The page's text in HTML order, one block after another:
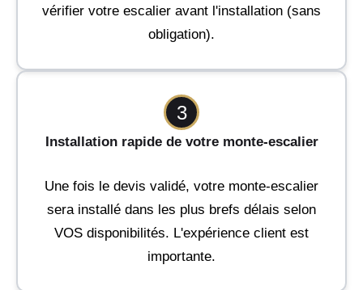
vérifier votre escalier avant l'installation (sans
obligation).
3
Installation rapide de votre monte-escalier
Une fois le devis validé, votre monte-escalier
sera installé dans les plus brefs délais selon
VOS disponibilités. L'expérience client est
importante.